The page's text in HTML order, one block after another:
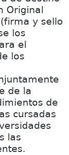
Original
y sello
los
el
los
de la
de
cursadas
las